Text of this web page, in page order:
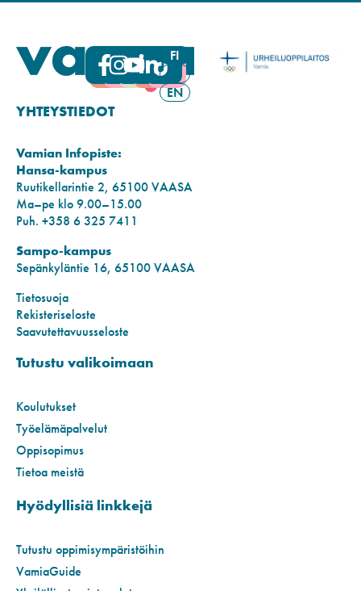
FI
SV
EN
YHTEYSTIEDOT
Vamian Infopiste:
Hansa-kampus
Ruutikellarintie 2, 65100 VAASA
Ma–pe klo 9.00–15.00
Puh. +358 6 325 7411
Sampo-kampus
Sepänkyläntie 16, 65100 VAASA
Tietosuoja
Rekisteriseloste
Saavutettavuusseloste
Tutustu valikoimaan
Koulutukset
Työelämäpalvelut
Oppisopimus
Tietoa meistä
Hyödyllisiä linkkejä
Tutustu oppimisympäristöihin
VamiaGuide